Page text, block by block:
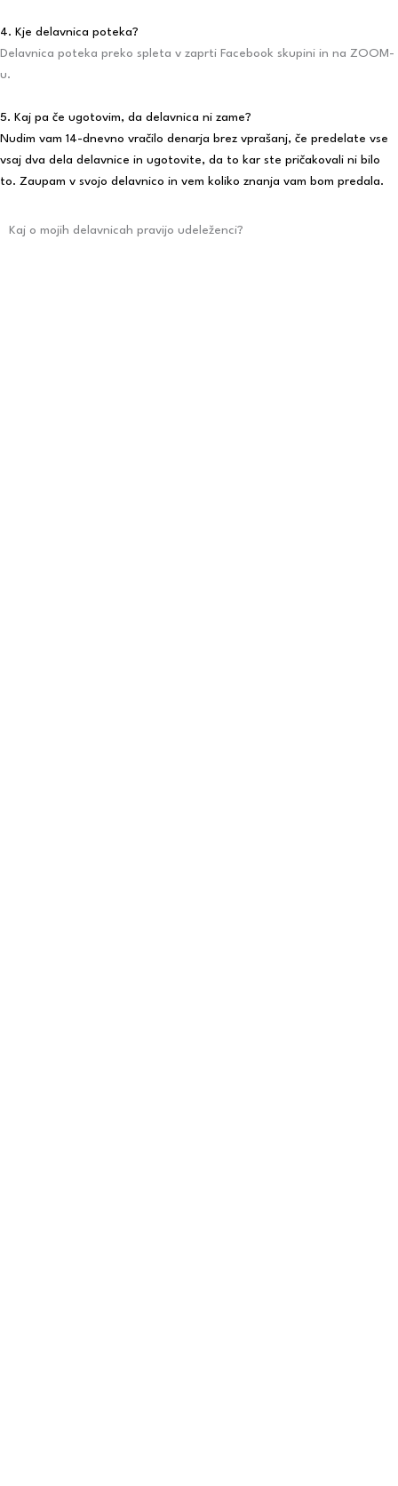
4. Kje delavnica poteka?
Delavnica poteka preko spleta v zaprti Facebook skupini in na ZOOM-
u.
5. Kaj pa če ugotovim, da delavnica ni zame?
Nudim vam 14-dnevno vračilo denarja brez vprašanj, če predelate vse
vsaj dva dela delavnice in ugotovite, da to kar ste pričakovali ni bilo
to. Zaupam v svojo delavnico in vem koliko znanja vam bom predala.
Kaj o mojih delavnicah pravijo udeleženci?